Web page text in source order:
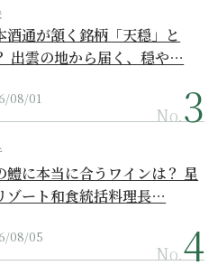
酒通が頷く銘柄「天穏」と
出雲の地から届く、穏や…
08/01
No.
鱧に本当に合うワインは？ 星
ゾート和食統括料理長…
08/05
No.